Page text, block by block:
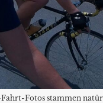
Fotos stammen